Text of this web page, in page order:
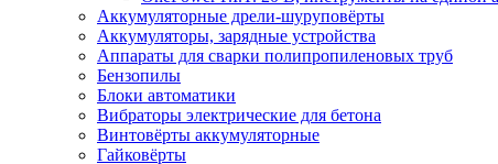
Аккумуляторные дрели-шуруповёрты
Аккумуляторы, зарядные устройства
Аппараты для сварки полипропиленовых труб
Бензопилы
Блоки автоматики
Вибраторы электрические для бетона
Винтовёрты аккумуляторные
Гайковёрты